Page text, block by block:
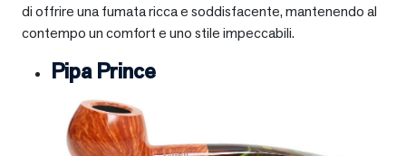
di offrire una fumata ricca e soddisfacente, mantenendo al
contempo un comfort e uno stile impeccabili.
Pipa Prince